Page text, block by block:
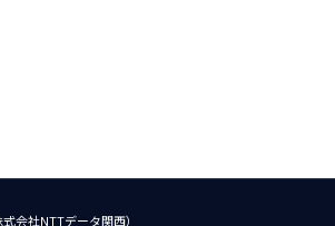
会社NTTデータ関西）